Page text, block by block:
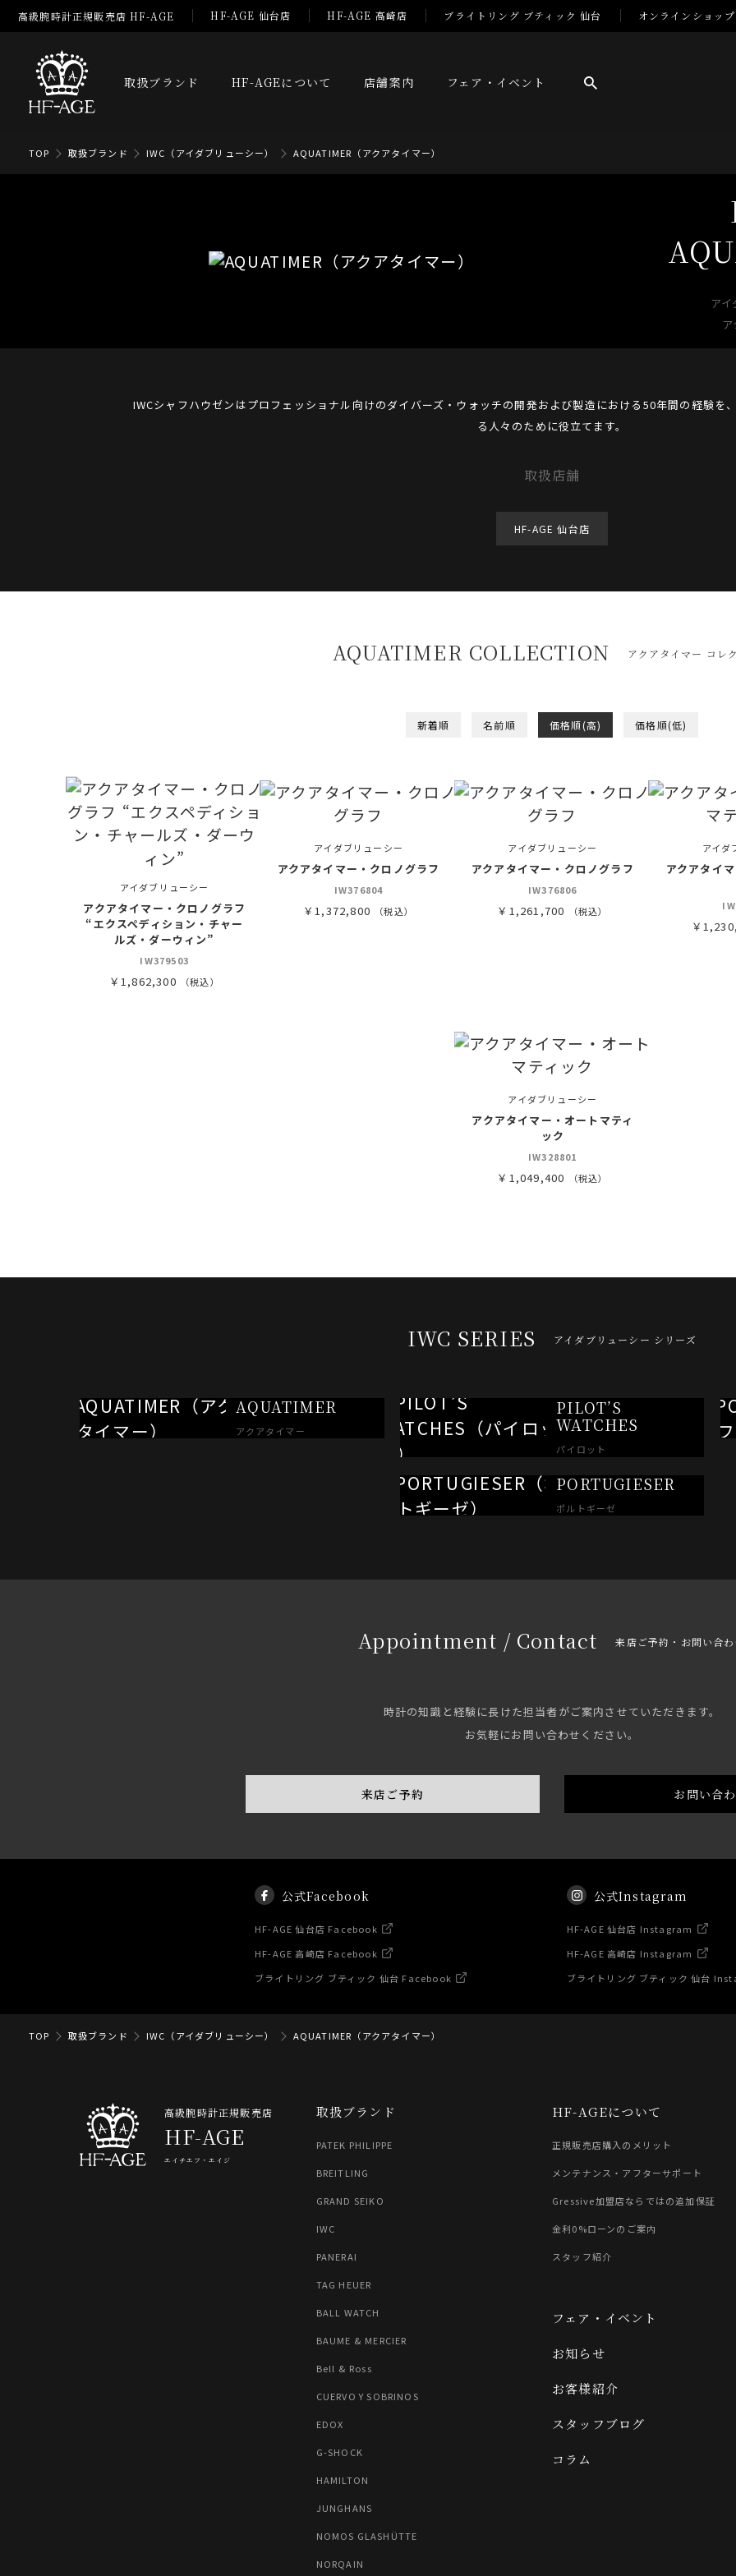
高級腕時計正規販売店 HF-AGE HF-AGE 仙台店 HF-AGE 高崎店 ブライトリング ブティック 仙台 オンラインショップ
取扱ブランド HF-AGEについて 店舗案内 フェア・イベント
TOP 取扱ブランド IWC（アイダブリューシー） AQUATIMER（アクアタイマー）
ア
IWCシャフハウゼンはプロフェッショナル向けのダイバーズ・ウォッチの開発および製造における50年間の経験を
る人々のために役立てます。
取扱店舗
HF-AGE 仙台店
AQUATIMER COLLECTION アクアタイマー コレ
新着順 名前順 価格順(高) 価格順(低)
アイダブリューシー
アクアタイマー・クロノグラフ
“エクスペディション・チャー
ルズ・ダーウィン”
IW379503
￥1,862,300 （税込）
アイダブリューシー
アクアタイマー・クロノグラフ
IW376804
￥1,372,800 （税込）
アイダブリューシー
アクアタイマー・クロノグラフ
IW376806
￥1,261,700 （税込）
アイダ
アクアタイ
￥
アイダブリューシー
アクアタイマー・オートマティ
ック
IW328801
￥1,049,400 （税込）
IWC SERIES アイダブリューシー シリーズ
AQUATIMER
アクアタイマー
PILOT’S
WATCHES
パイロット
PORTUGIESER
ポルトギーゼ
Appointment / Contact 来店ご予約・お問い合
時計の知識と経験に長けた担当者がご案内させていただきます。
お気軽にお問い合わせください。
来店ご予約 お問い合
公式Facebook
HF-AGE 仙台店 Facebook
HF-AGE 高崎店 Facebook
ブライトリング ブティック 仙台 Facebook
公式Instagram
HF-AGE 仙台店 Instagram
HF-AGE 高崎店 Instagram
ブライトリング ブティック 仙台
TOP 取扱ブランド IWC（アイダブリューシー） AQUATIMER（アクアタイマー）
高級腕時計正規販売店
HF-AGE
エイチエフ・エイジ
取扱ブランド
PATEK PHILIPPE
BREITLING
GRAND SEIKO
IWC
PANERAI
TAG HEUER
BALL WATCH
BAUME & MERCIER
Bell & Ross
CUERVO Y SOBRINOS
EDOX
G-SHOCK
HAMILTON
JUNGHANS
NOMOS GLASHÜTTE
NORQAIN
HF-AGEについて
正規販売店購入のメリット
メンテナンス・アフターサポート
Gressive加盟店ならではの追加保証
金利0%ローンのご案内
スタッフ紹介
フェア・イベント
お知らせ
お客様紹介
スタッフブログ
コラム